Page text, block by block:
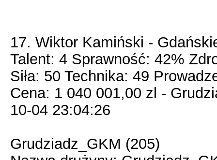
17. Wiktor Kamiński -
Talent: 4 Sprawność: 42%
Siła: 50 Technika: 49
Cena: 1 040 001,00 zl -
10-04 23:04:26
Grudziadz_GKM (205)